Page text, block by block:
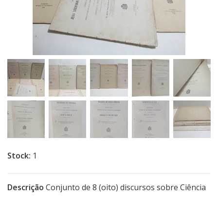
Stock: 1
Descrição Conjunto de 8 (oito) discursos sobre Ciência